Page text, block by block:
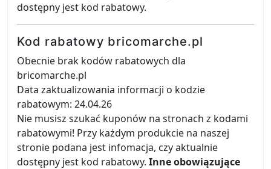
dostępny jest kod rabatowy.
Kod rabatowy bricomarche.pl
Obecnie brak kodów rabatowych dla
bricomarche.pl
Data zaktualizowania informacji o kodzie
rabatowym: 24.04.26
Nie musisz szukać kuponów na stronach z kodami
rabatowymi! Przy każdym produkcie na naszej
stronie podana jest infomacja, czy aktualnie
dostępny jest kod rabatowy. Inne obowiązujące